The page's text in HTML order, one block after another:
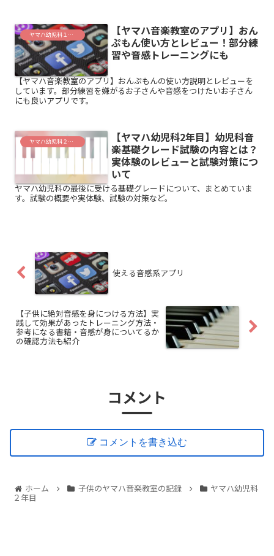
ヤマハ幼児科１年目
【ヤマハ音楽教室のアプリ】おん
ぷもん使い方とレビュー！部分練
習や音感トレーニングにも
【ヤマハ音楽教室のアプリ】おんぷもんの使い方説明とレビューを
しています。部分練習を嫌がるお子さんや音感をつけたいお子さん
にも良いアプリです。
ヤマハ幼児科２年目
【ヤマハ幼児科2年目】幼児科音
楽基礎クレード試験の内容とは？
実体験のレビューと試験対策につ
いて
ヤマハ幼児科の最後に受ける基礎グレードについて、まとめていま
す。試験の概要や実体験、試験の対策など。
使える音感系アプリ
【子供に絶対音感を身につける方法】実
践して効果があったトレーニング方法・
参考になる書籍・音感が身についてるか
の確認方法も紹介
コメント
コメントを書き込む
ホーム 子供のヤマハ音楽教室の記録 ヤマハ幼児科
２年目